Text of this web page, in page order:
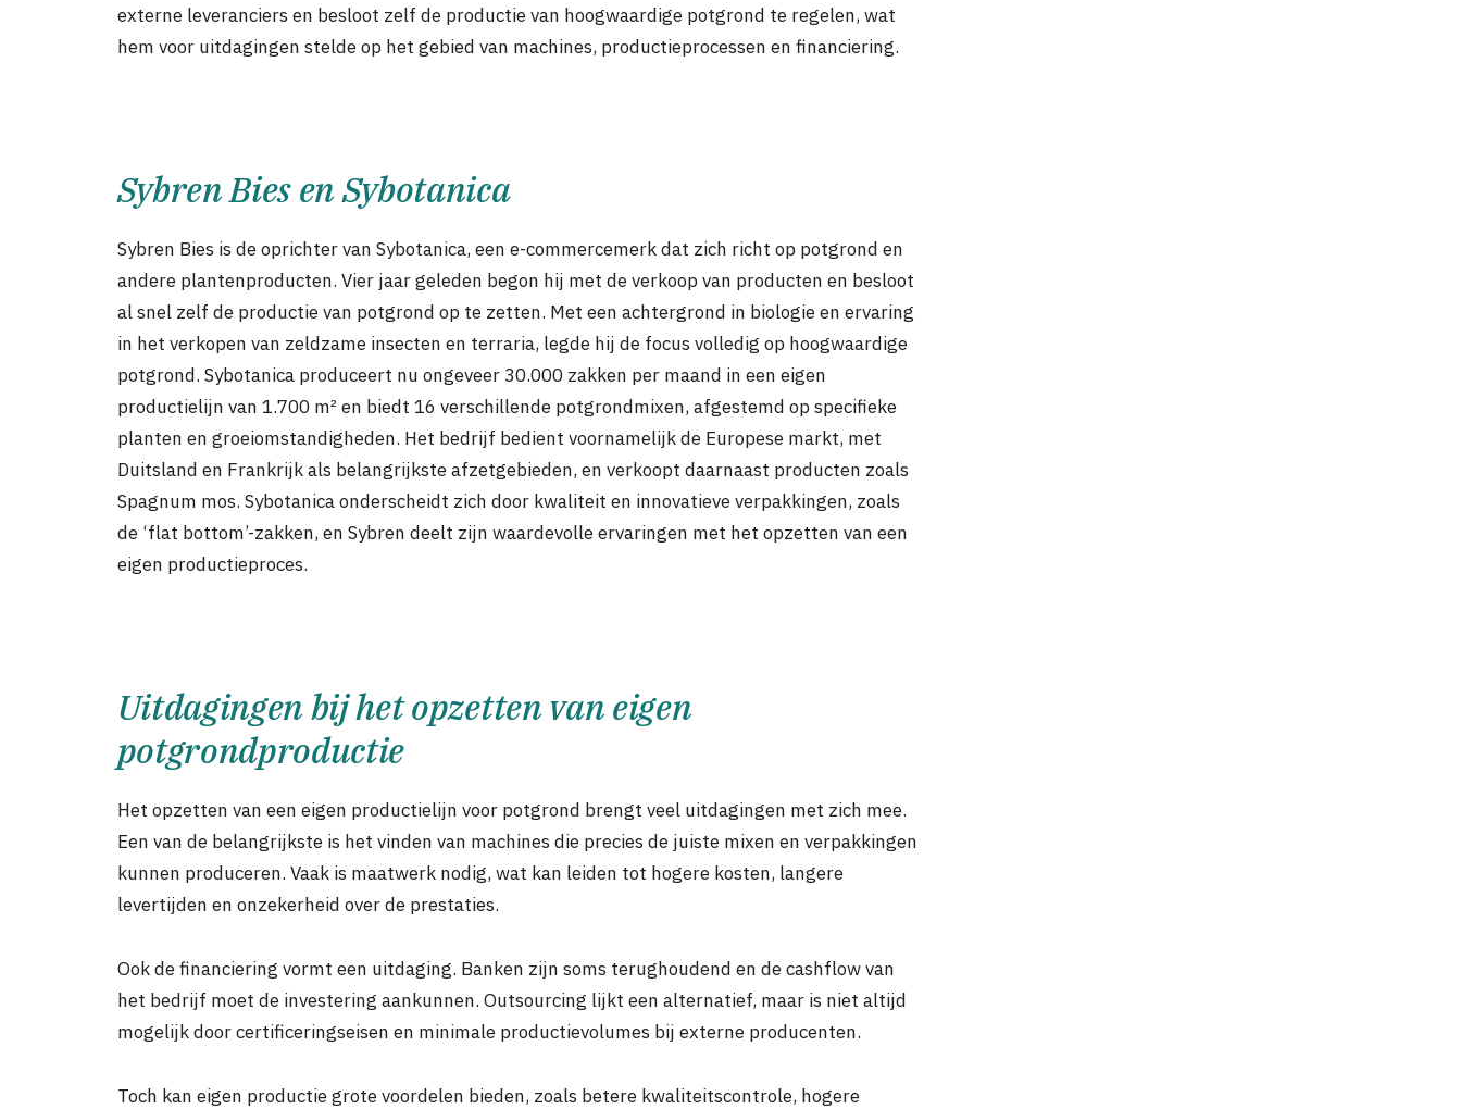
externe leveranciers en besloot zelf de productie van hoogwaardige potgrond te regelen, wat
hem voor uitdagingen stelde op het gebied van machines, productieprocessen en financiering.
Sybren Bies en Sybotanica
Sybren Bies is de oprichter van Sybotanica, een e-commercemerk dat zich richt op potgrond en
andere plantenproducten. Vier jaar geleden begon hij met de verkoop van producten en besloot
al snel zelf de productie van potgrond op te zetten. Met een achtergrond in biologie en ervaring
in het verkopen van zeldzame insecten en terraria, legde hij de focus volledig op hoogwaardige
potgrond. Sybotanica produceert nu ongeveer 30.000 zakken per maand in een eigen
productielijn van 1.700 m² en biedt 16 verschillende potgrondmixen, afgestemd op specifieke
planten en groeiomstandigheden. Het bedrijf bedient voornamelijk de Europese markt, met
Duitsland en Frankrijk als belangrijkste afzetgebieden, en verkoopt daarnaast producten zoals
Spagnum mos. Sybotanica onderscheidt zich door kwaliteit en innovatieve verpakkingen, zoals
de ‘flat bottom’-zakken, en Sybren deelt zijn waardevolle ervaringen met het opzetten van een
eigen productieproces.
Uitdagingen bij het opzetten van eigen
potgrondproductie
Het opzetten van een eigen productielijn voor potgrond brengt veel uitdagingen met zich mee.
Een van de belangrijkste is het vinden van machines die precies de juiste mixen en verpakkingen
kunnen produceren. Vaak is maatwerk nodig, wat kan leiden tot hogere kosten, langere
levertijden en onzekerheid over de prestaties.
Ook de financiering vormt een uitdaging. Banken zijn soms terughoudend en de cashflow van
het bedrijf moet de investering aankunnen. Outsourcing lijkt een alternatief, maar is niet altijd
mogelijk door certificeringseisen en minimale productievolumes bij externe producenten.
Toch kan eigen productie grote voordelen bieden, zoals betere kwaliteitscontrole, hogere